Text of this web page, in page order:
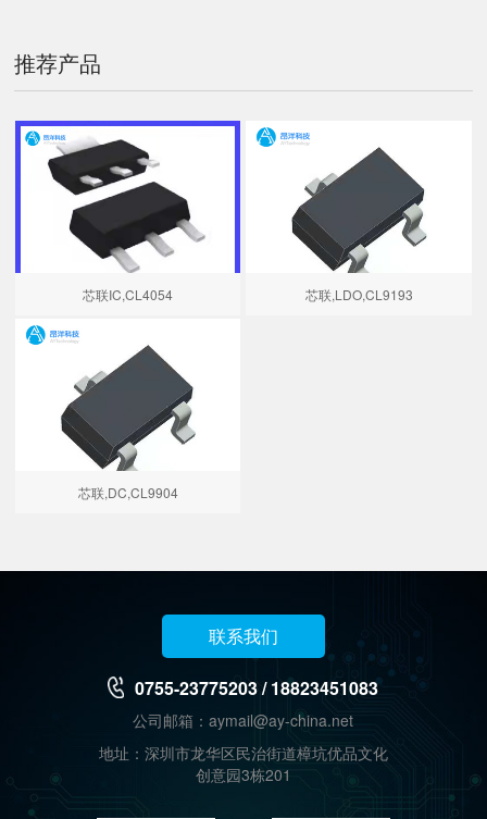
推荐产品
芯联IC,CL4054 芯联,LDO,CL9193
芯联,DC,CL9904
联系我们
0755-23775203 / 18823451083
公司邮箱：aymail@ay-china.net
地址：深圳市龙华区民治街道樟坑优品文化
创意园3栋201